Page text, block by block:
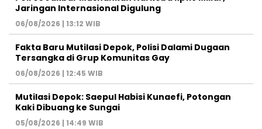
Jaringan Internasional Digulung
06/08/2026 | 13:12 WIB
Fakta Baru Mutilasi Depok, Polisi Dalami Dugaan
Tersangka di Grup Komunitas Gay
06/08/2026 | 12:45 WIB
Mutilasi Depok: Saepul Habisi Kunaefi, Potongan
Kaki Dibuang ke Sungai
05/08/2026 | 14:49 WIB